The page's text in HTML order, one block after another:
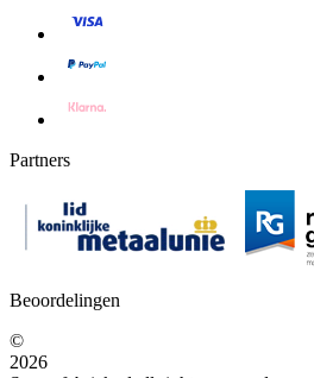
Partners
Beoordelingen
©
2026